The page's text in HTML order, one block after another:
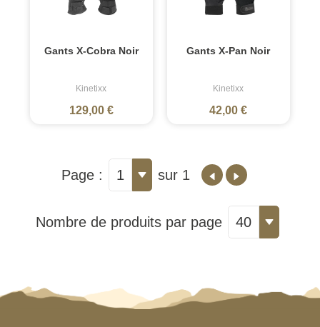
Gants X-Cobra Noir
Kinetixx
129,00 €
Gants X-Pan Noir
Kinetixx
42,00 €
Page : 1 sur 1
Nombre de produits par page 40